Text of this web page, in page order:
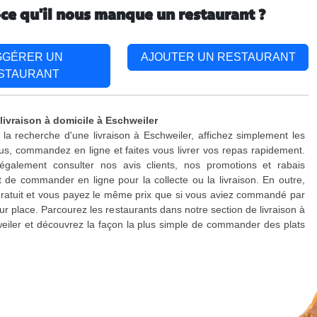
qu'il nous manque un restaurant ?
UN
AJOUTER UN RESTAURANT
à domicile à Eschweiler
recherche d'une livraison à Eschweiler, affichez simplement les
commandez en ligne et faites vous livrer vos repas rapidement.
consulter nos avis clients, nos promotions et rabais
de commander en ligne pour la collecte ou la livraison. En outre,
et vous payez le même prix que si vous aviez commandé par
place. Parcourez les restaurants dans notre section de livraison à
et découvrez la façon la plus simple de commander des plats